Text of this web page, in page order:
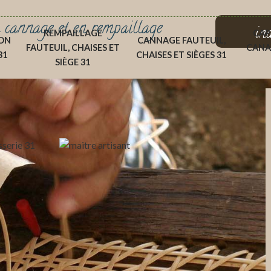
et en rempaillage
REMPAILLAGE
FAUTEUIL, CHAISES ET
SIÈGE 31
CANNAGE FAUTEUIL,
CHAISES ET SIÈGES 31